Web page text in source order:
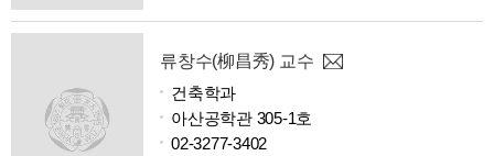
류창수(柳昌秀) 교수
건축학과
아산공학관 305-1호
02-3277-3402